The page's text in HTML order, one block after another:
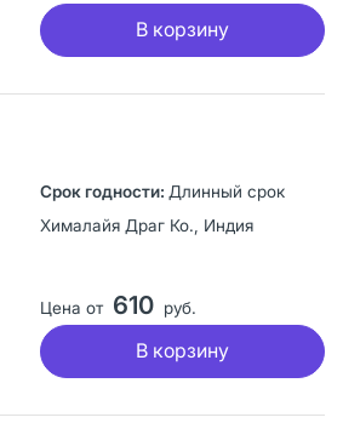
В корзину
Длинный срок
Хималайя Драг Ко., Индия
Цена от 610 руб.
В корзину